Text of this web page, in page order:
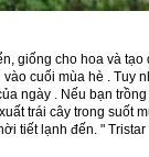
giống cho hoa và
cuối mùa hè . Tuy
ngày . Nếu bạn
trái cây trong suốt
tiết lạnh đến. "